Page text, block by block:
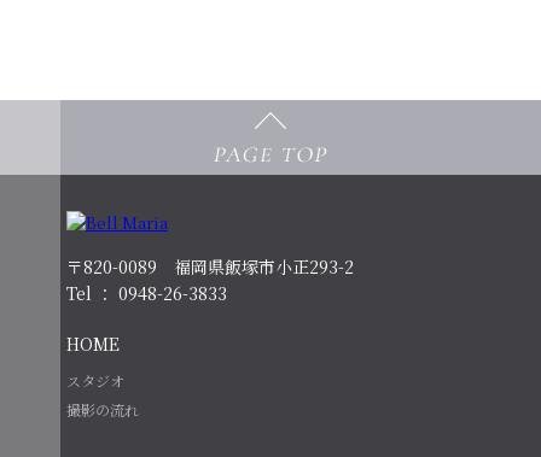
〒820-0089 福岡県飯塚市小正293-2
Tel ： 0948-26-3833
HOME
スタジオ
撮影の流れ